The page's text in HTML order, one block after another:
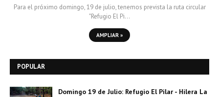
Para el próximo domingo, 19 de julio, tenemos prevista la ruta circular
"Refugio El Pi…
AMPLIAR »
POPULAR
Domingo 19 de Julio: Refugio El Pilar - Hilera La